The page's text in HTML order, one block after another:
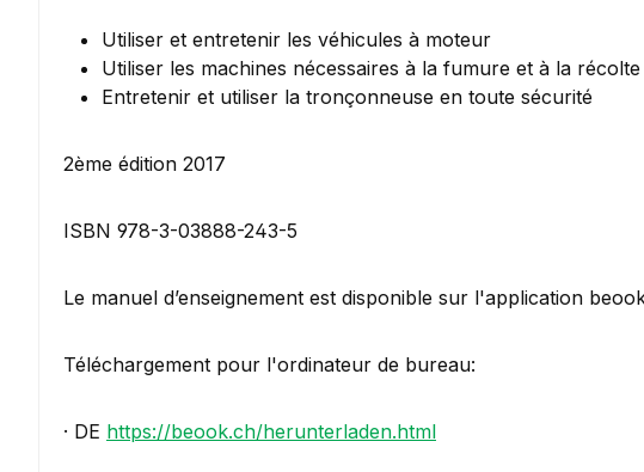
Utiliser et entretenir les véhicules à moteur
Utiliser les machines nécessaires à la fumure et à la
Entretenir et utiliser la tronçonneuse en toute sécurité
2ème édition 2017
ISBN 978-3-03888-243-5
Le manuel d’enseignement est disponible sur l'application
Téléchargement pour l'ordinateur de bureau:
· DE https://beook.ch/herunterladen.html